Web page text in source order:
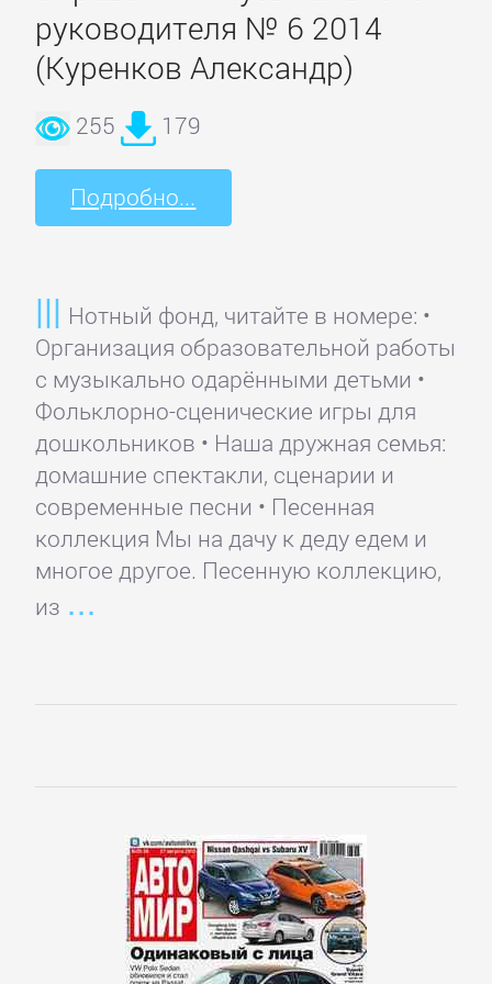
руководителя № 6 2014
(Куренков Александр)
255 179
Подробно...
Нотный фонд, читайте в номере: •
Организация образовательной работы
с музыкально одарёнными детьми •
Фольклорно-сценические игры для
дошкольников • Наша дружная семья:
домашние спектакли, сценарии и
современные песни • Песенная
коллекция Мы на дачу к деду едем и
многое другое. Песенную коллекцию,
из
ОЧАГ
Автомобили
и
Воспитание
Дом
и
Семья:
прочее
Домашние
Животные
Зарубежная
научно-
Здоровье
Кулинария